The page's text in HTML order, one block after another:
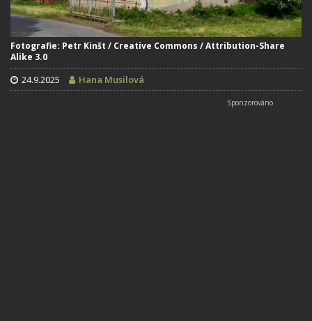
Fotografie: Petr Kinšt / Creative Commons / Attribution-Share
Alike 3.0
24.9.2025 Hana Musilová